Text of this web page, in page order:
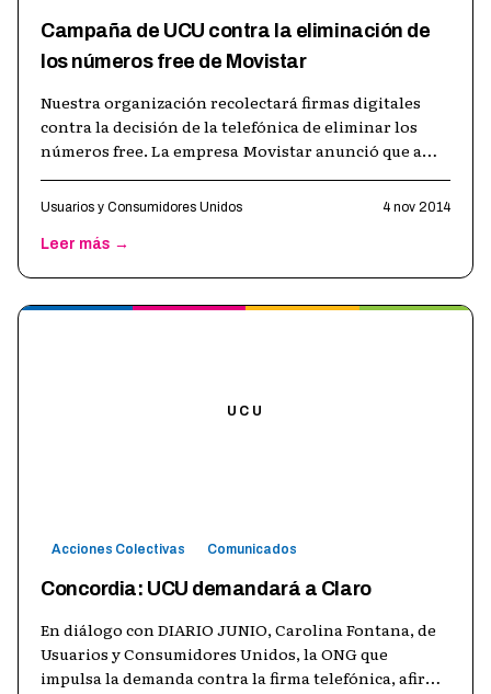
Campaña de UCU contra la eliminación de
los números free de Movistar
Nuestra organización recolectará firmas digitales
contra la decisión de la telefónica de eliminar los
números free. La empresa Movistar anunció que a
Usuarios y Consumidores Unidos 4 nov 2014
Leer más →
UCU
Acciones Colectivas Comunicados
Concordia: UCU demandará a Claro
En diálogo con DIARIO JUNIO, Carolina Fontana, de
Usuarios y Consumidores Unidos, la ONG que
impulsa la demanda contra la firma telefónica, afirmó